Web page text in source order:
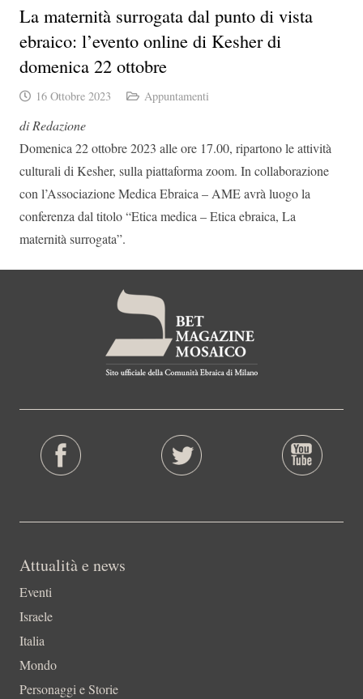
La maternità surrogata dal punto di vista
ebraico: l’evento online di Kesher di
domenica 22 ottobre
16 Ottobre 2023 Appuntamenti
di Redazione
Domenica 22 ottobre 2023 alle ore 17.00, ripartono le attività
culturali di Kesher, sulla piattaforma zoom. In collaborazione
con l’Associazione Medica Ebraica – AME avrà luogo la
conferenza dal titolo “Etica medica – Etica ebraica, La
maternità surrogata”.
Attualità e news
Eventi
Israele
Italia
Mondo
Personaggi e Storie